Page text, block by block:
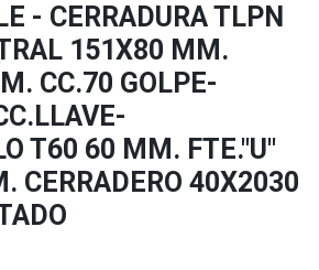
- CERRADURA TLPN
151X80 MM.
CC.70 GOLPE-
T60 60 MM. FTE."U"
CERRADERO 40X2030